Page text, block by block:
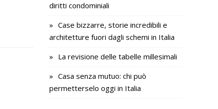
diritti condominiali
Case bizzarre, storie incredibili e
architetture fuori dagli schemi in Italia
La revisione delle tabelle millesimali
Casa senza mutuo: chi può
permetterselo oggi in Italia